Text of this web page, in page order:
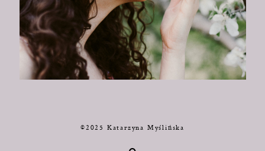
©2025 Katarzyna Myślińska